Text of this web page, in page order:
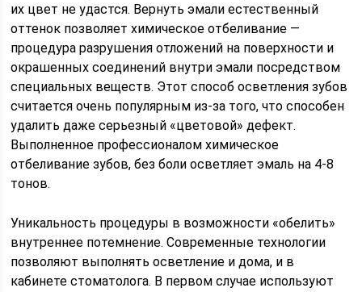
их цвет не удастся. Вернуть эмали естественный
оттенок позволяет химическое отбеливание —
процедура разрушения отложений на поверхности и
окрашенных соединений внутри эмали посредством
специальных веществ. Этот способ осветления зубов
считается очень популярным из-за того, что способен
удалить даже серьезный «цветовой» дефект.
Выполненное профессионалом химическое
отбеливание зубов, без боли осветляет эмаль на 4-8
тонов.
Уникальность процедуры в возможности «обелить»
внутреннее потемнение. Современные технологии
позволяют выполнять осветление и дома, и в
кабинете стоматолога. В первом случае используют